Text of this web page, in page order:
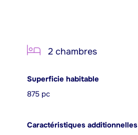
2 chambres
Superficie habitable
875 pc
Caractéristiques additionnelles